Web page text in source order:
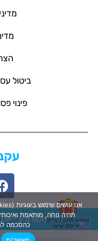
ביטול
פינוי
האתר מקודם ע"י GO TOP –
תהיה נוחה, מותאמת
כהסכמה